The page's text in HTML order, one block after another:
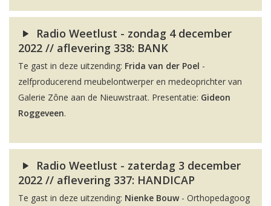
Radio Weetlust - zondag 4 december
2022 // aflevering 338: BANK
Te gast in deze uitzending: Frida van der Poel -
zelfproducerend meubelontwerper en medeoprichter van
Galerie Zône aan de Nieuwstraat. Presentatie: Gideon
Roggeveen.
Radio Weetlust - zaterdag 3 december
2022 // aflevering 337: HANDICAP
Te gast in deze uitzending: Nienke Bouw- Orthopedagoog